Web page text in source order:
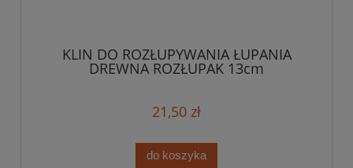
KLIN DO ROZŁUPYWANIA ŁUPANIA
DREWNA ROZŁUPAK 13cm
21,50 zł
do koszyka